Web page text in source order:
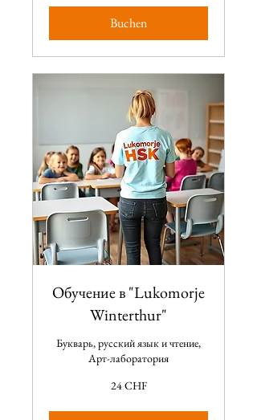
Buchen
Обучение в "Lukomorje
Winterthur"
Букварь, русский язык и чтение,
Арт-лаборатория
24 CHF